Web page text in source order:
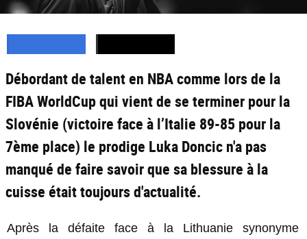
Débordant de talent en NBA comme lors de la
FIBA WorldCup qui vient de se terminer pour la
Slovénie (victoire face à l’Italie 89-85 pour la
7ème place) le prodige Luka Doncic n'a pas
manqué de faire savoir que sa blessure à la
cuisse était toujours d'actualité.
Après la défaite face à la Lithuanie synonyme